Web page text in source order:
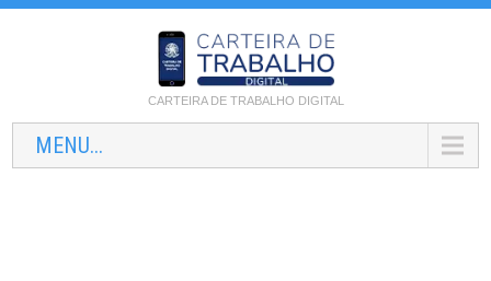
CARTEIRA DE TRABALHO DIGITAL
MENU...